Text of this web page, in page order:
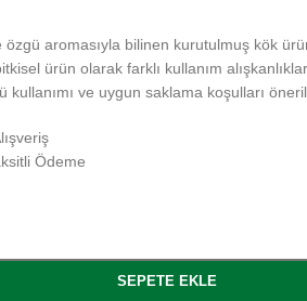
özgü aromasıyla bilinen kurutulmuş kök
ürün olarak farklı kullanım
kullanımı ve uygun saklama koşulları
Ödeme
SEPETE EKLE